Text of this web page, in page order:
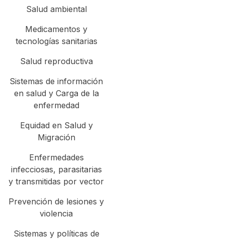
Salud ambiental
Medicamentos y
tecnologías sanitarias
Salud reproductiva
Sistemas de información
en salud y Carga de la
enfermedad
Equidad en Salud y
Migración
Enfermedades
infecciosas, parasitarias
y transmitidas por vector
Prevención de lesiones y
violencia
Sistemas y políticas de